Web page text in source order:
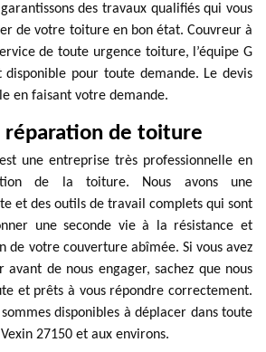
des travaux qualifiés qui vous
de votre toiture en bon état. Couvreur à
de toute urgence toiture, l’équipe G
disponible pour toute demande. Le devis
en faisant votre demande.
réparation de toiture
une entreprise très professionnelle en
de la toiture. Nous avons une
et des outils de travail complets qui sont
une seconde vie à la résistance et
de votre couverture abîmée. Si vous avez
avant de nous engager, sachez que nous
et prêts à vous répondre correctement.
disponibles à déplacer dans toute
27150 et aux environs.